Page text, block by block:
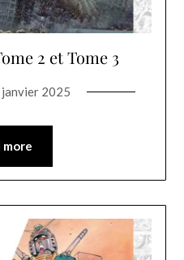
2 et Tome 3
2025
more